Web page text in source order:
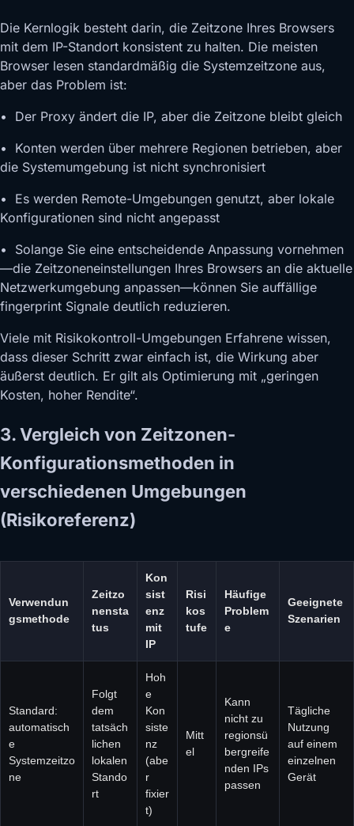
Die Kernlogik besteht darin, die Zeitzone Ihres Browsers
mit dem IP-Standort konsistent zu halten. Die meisten
Browser lesen standardmäßig die Systemzeitzone aus,
aber das Problem ist:
• Der Proxy ändert die IP, aber die Zeitzone bleibt gleich
• Konten werden über mehrere Regionen betrieben, aber
die Systemumgebung ist nicht synchronisiert
• Es werden Remote-Umgebungen genutzt, aber lokale
Konfigurationen sind nicht angepasst
• Solange Sie eine entscheidende Anpassung vornehmen
—die Zeitzoneneinstellungen Ihres Browsers an die aktuelle
Netzwerkumgebung anpassen—können Sie auffällige
fingerprint Signale deutlich reduzieren.
Viele mit Risikokontroll-Umgebungen Erfahrene wissen,
dass dieser Schritt zwar einfach ist, die Wirkung aber
äußerst deutlich. Er gilt als Optimierung mit „geringen
Kosten, hoher Rendite“.
3. Vergleich von Zeitzonen-
Konfigurationsmethoden in
verschiedenen Umgebungen
(Risikoreferenz)
Verwendun
gsmethode
Zeitzo
nensta
tus
Kon
sist
enz
mit
IP
Risi
kos
tufe
Häufige
Problem
e
Geeignete
Szenarien
Standard:
automatisch
e
Systemzeitzo
ne
Folgt
dem
tatsäch
lichen
lokalen
Stando
rt
Hoh
e
Kon
siste
nz
(abe
r
fixier
t)
Mitt
el
Kann
nicht zu
regionsü
bergreife
nden IPs
passen
Tägliche
Nutzung
auf einem
einzelnen
Gerät